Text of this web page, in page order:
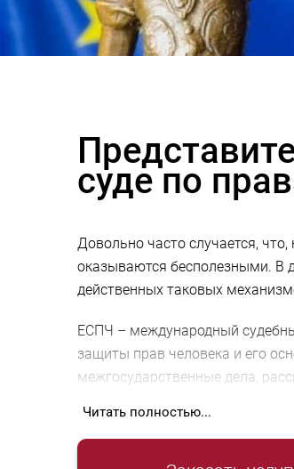
суде по
Довольно часто случается,
оказываются бесполезными. В
действенных таковых
ЕСПЧ – международный
защиты прав человека и его
межгосударственные дела,
Украина также является
Следовательно, она обязана
Читать полностью...